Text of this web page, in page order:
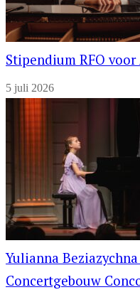
Stipendium RFO
5 juli 2026
Yulianna
Concertgebouw